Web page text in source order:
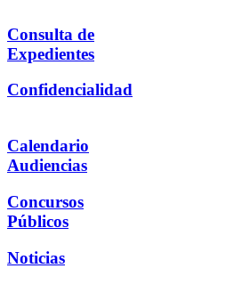
Consulta de
Expedientes
Confidencialidad
Calendario
Audiencias
Concursos
Públicos
Noticias